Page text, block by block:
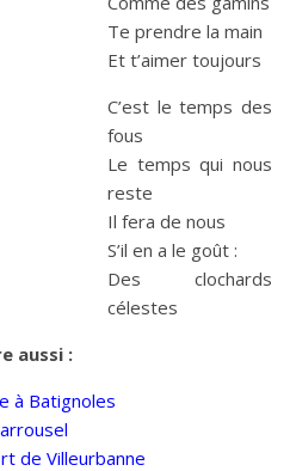
Te prendre la main
Et t’aimer toujours
C’est le temps des
fous
Le temps qui nous
reste
Il fera de nous
S’il en a le goût :
Des clochards
célestes
aussi :
à Batignoles
de Villeurbanne